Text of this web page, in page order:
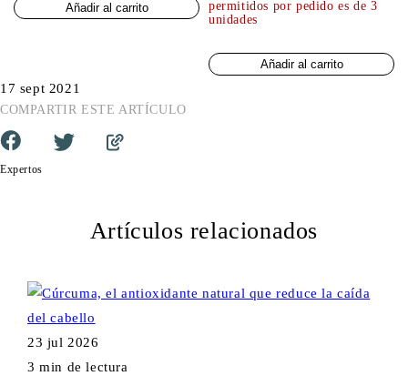
Añadir al carrito
permitidos por pedido es de 3
unidades
Añadir al carrito
17 sept 2021
COMPARTIR ESTE ARTÍCULO
Expertos
Artículos relacionados
23 jul 2026
3 min de lectura